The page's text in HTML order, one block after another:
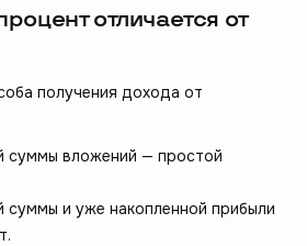
отличается от
получения дохода от
суммы вложений — простой
суммы и уже накопленной прибыли